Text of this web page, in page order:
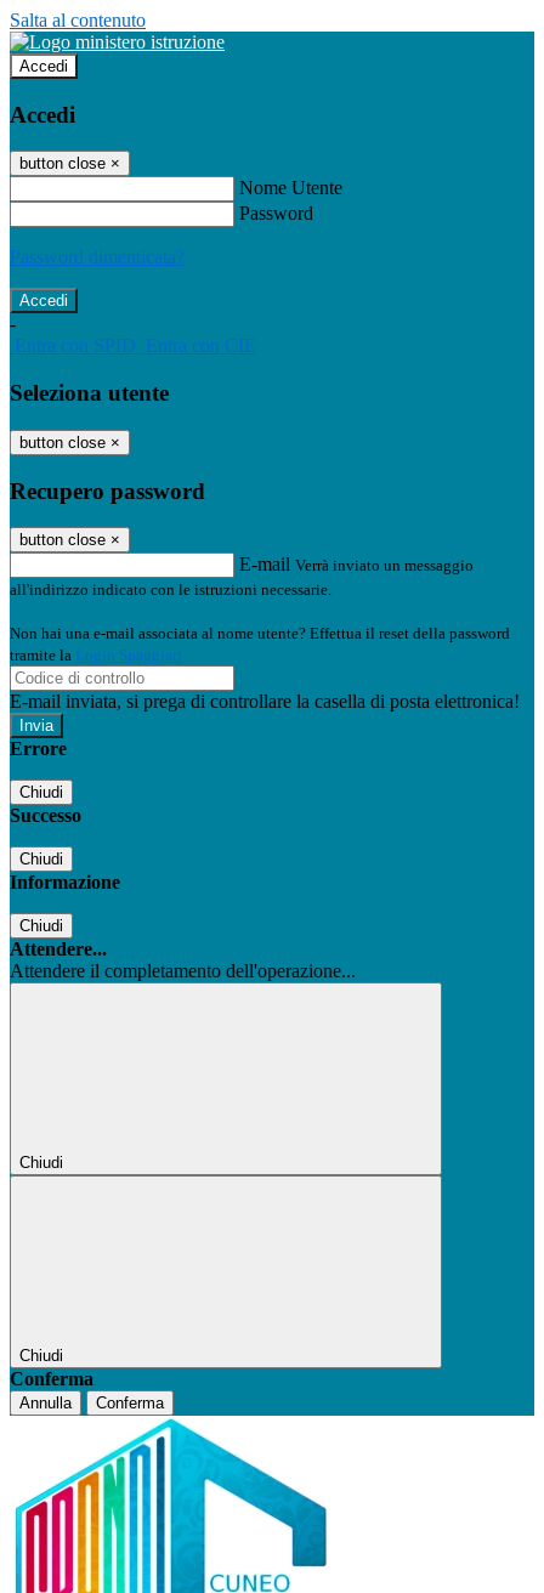
Salta al contenuto
Accedi
Accedi
button close ×
Nome Utente
Password
Password dimenticata?
-
Entra con SPID Entra con CIE
Seleziona utente
button close ×
Recupero password
button close ×
E-mail Verrà inviato un messaggio
all'indirizzo indicato con le istruzioni necessarie.
Non hai una e-mail associata al nome utente? Effettua il reset della password
tramite la Login Spaggiari
E-mail inviata, si prega di controllare la casella di posta elettronica!
Errore
Chiudi
Successo
Chiudi
Informazione
Chiudi
Attendere...
Attendere il completamento dell'operazione...
Chiudi
Chiudi
Conferma
Annulla Conferma